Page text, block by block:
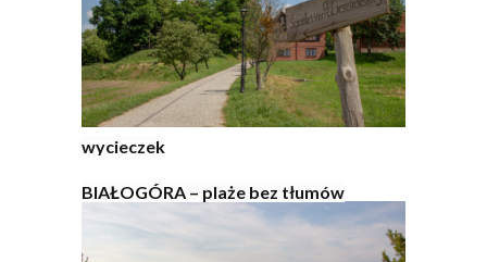
wycieczek
BIAŁOGÓRA – plaże bez tłumów